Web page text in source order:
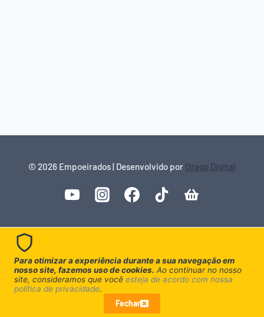
© 2026 Empoeirados | Desenvolvido por Orago Digital
Para otimizar a experiência durante a sua navegação em
nosso site, fazemos uso de cookies. Ao continuar no nosso
site, consideramos que você esteja de acordo com nossa
política de privacidade.
Fechar